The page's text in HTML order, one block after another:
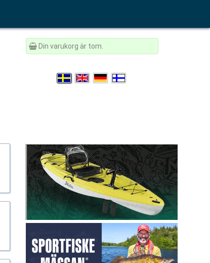
Din varukorg är tom.